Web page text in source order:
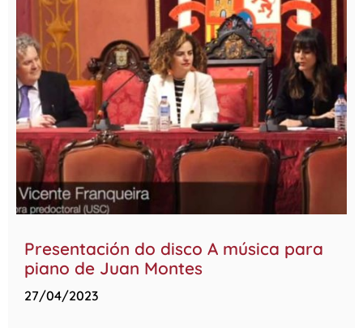
Presentación do disco A música para
piano de Juan Montes
27/04/2023